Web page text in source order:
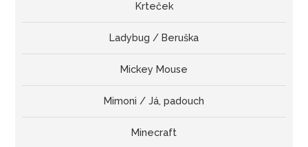
Krteček
Ladybug / Beruška
Mickey Mouse
Mimoni / Já, padouch
Minecraft